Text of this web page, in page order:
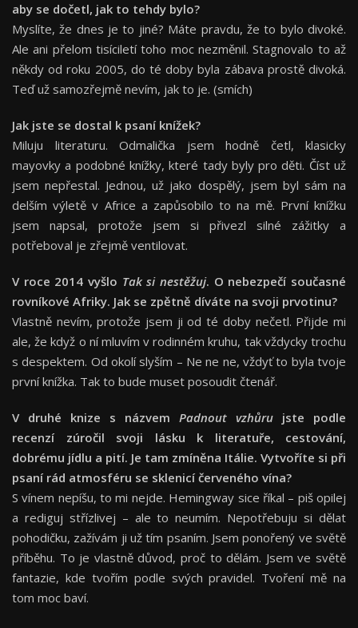
aby se dočetl, jak to tehdy bylo?
Myslíte, že dnes je to jiné? Máte pravdu, že to bylo divoké.
Ale ani přelom tisíciletí toho moc nezměnil. Stagnovalo to až
někdy od roku 2005, do té doby byla zábava prostě divoká.
Teď už samozřejmě nevím, jak to je. (smích)
Jak jste se dostal k psaní knížek?
Miluju literaturu. Odmalička jsem hodně četl, klasicky
mayovky a podobné knížky, které tady byly pro děti. Číst už
jsem nepřestal. Jednou, už jako dospělý, jsem byl sám na
delším výletě v Africe a zapůsobilo to na mě. První knížku
jsem napsal, protože jsem si přivezl silné zážitky a
potřeboval je zřejmě ventilovat.
V roce 2014 vyšlo Tak si nestěžuj. O nebezpečí současné
rovníkové Afriky. Jak se zpětně díváte na svoji prvotinu?
Vlastně nevím, protože jsem ji od té doby nečetl. Přijde mi
ale, že když o ní mluvím v rodinném kruhu, tak vždycky trochu
s despektem. Od okolí slyším – Ne ne ne, vždyť to byla tvoje
první knížka. Tak to bude muset posoudit čtenář.
V druhé knize s názvem Padnout vzhůru jste podle
recenzí zúročil svoji lásku k literatuře, cestování,
dobrému jídlu a pití. Je tam zmíněna Itálie. Vytvoříte si při
psaní rád atmosféru se sklenicí červeného vína?
S vínem nepíšu, to mi nejde. Hemingway sice říkal – piš opilej
a rediguj střízlivej – ale to neumím. Nepotřebuju si dělat
pohodičku, zažívám ji už tím psaním. Jsem ponořený ve světě
příběhu. To je vlastně důvod, proč to dělám. Jsem ve světě
fantazie, kde tvořím podle svých pravidel. Tvoření mě na
tom moc baví.